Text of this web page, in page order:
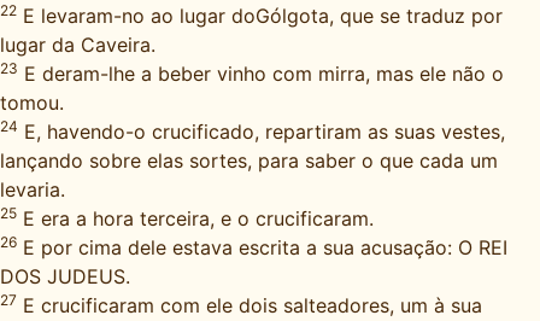
22 E levaram-no ao lugar doGólgota, que se traduz por
lugar da Caveira.
23 E deram-lhe a beber vinho com mirra, mas ele não o
tomou.
24 E, havendo-o crucificado, repartiram as suas vestes,
lançando sobre elas sortes, para saber o que cada um
levaria.
25 E era a hora terceira, e o crucificaram.
26 E por cima dele estava escrita a sua acusação: O REI
DOS JUDEUS.
27 E crucificaram com ele dois salteadores, um à sua